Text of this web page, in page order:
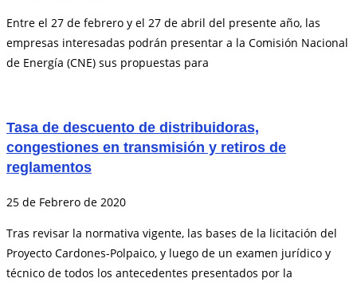
Entre el 27 de febrero y el 27 de abril del presente año, las
empresas interesadas podrán presentar a la Comisión Nacional
de Energía (CNE) sus propuestas para
Tasa de descuento de distribuidoras,
congestiones en transmisión y retiros de
reglamentos
25 de Febrero de 2020
Tras revisar la normativa vigente, las bases de la licitación del
Proyecto Cardones-Polpaico, y luego de un examen jurídico y
técnico de todos los antecedentes presentados por la